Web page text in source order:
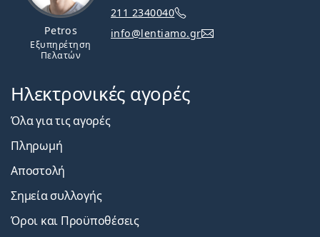
Petros
Εξυπηρέτηση
Πελατών
211 2340040
info@lentiamo.gr
Ηλεκτρονικές αγορές
Όλα για τις αγορές
Πληρωμή
Αποστολή
Σημεία συλλογής
Όροι και Προϋποθέσεις